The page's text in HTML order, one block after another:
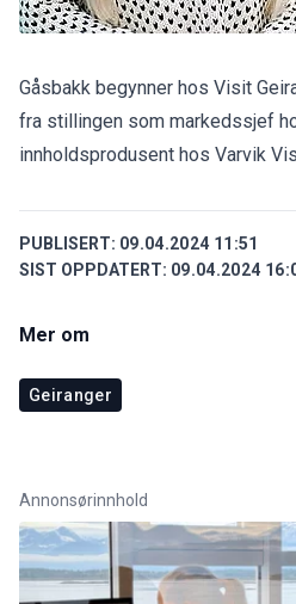
Gåsbakk begynner hos Visit
fra stillingen som markedssjef
innholdsprodusent hos Varvik
PUBLISERT: 09.04.2024 11:51
SIST OPPDATERT: 09.04.2024
Mer om
Geiranger
Annonsørinnhold